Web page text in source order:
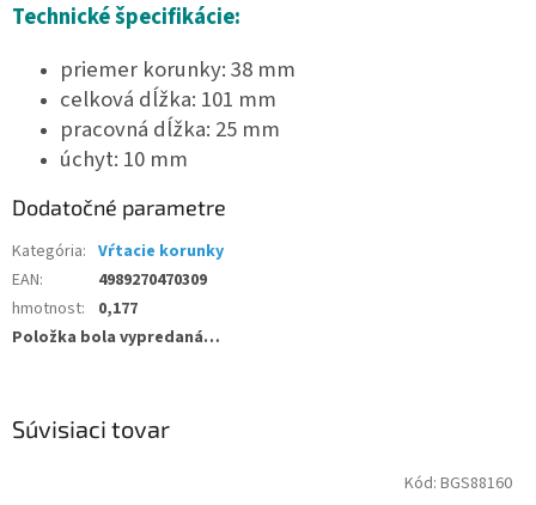
Súvisiaci tovar
Kód: BGS88160
Technické špecifikácie:
priemer korunky: 38 mm
celková dĺžka: 101 mm
pracovná dĺžka: 25 mm
úchyt: 10 mm
Dodatočné parametre
Kategória: Vŕtacie korunky
EAN:
4989270470309
hmotnost:
0,177
Položka bola vypredaná…